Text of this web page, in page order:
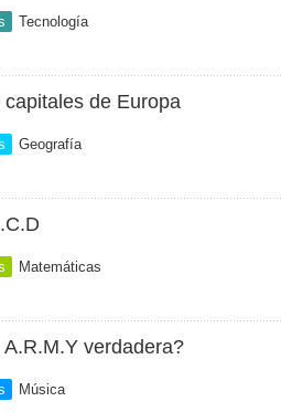
Tecnología
capitales de Europa
Geografía
Matemáticas
verdadera?
Música